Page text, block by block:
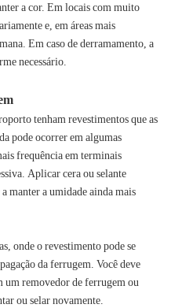
a cor. Em locais com muito
e, em áreas mais
Em caso de derramamento, a
necessário.
tenham revestimentos que as
pode ocorrer em algumas
frequência em terminais
Aplicar cera ou selante
manter a umidade ainda mais
onde o revestimento pode se
da ferrugem. Você deve
um removedor de ferrugem ou
ou selar novamente.